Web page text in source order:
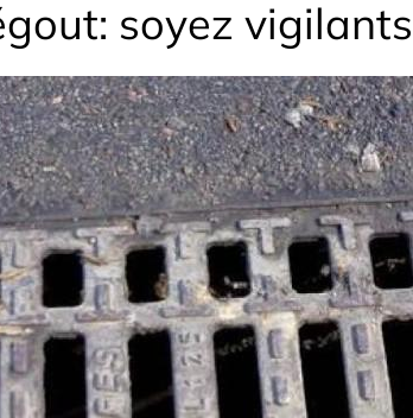
soyez